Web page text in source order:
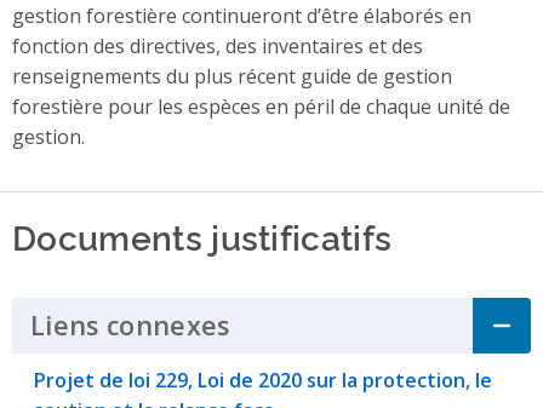
gestion forestière continueront d’être élaborés en
fonction des directives, des inventaires et des
renseignements du plus récent guide de gestion
forestière pour les espèces en péril de chaque unité de
gestion.
Documents justificatifs
Liens connexes Click to Expand
Projet de loi 229, Loi de 2020 sur la protection, le